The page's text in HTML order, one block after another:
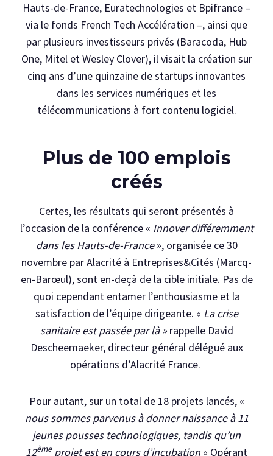
Hauts-de-France, Euratechnologies et Bpifrance –
via le fonds French Tech Accélération –, ainsi que
par plusieurs investisseurs privés (Baracoda, Hub
One, Mitel et Wesley Clover), il visait la création sur
cinq ans d’une quinzaine de startups innovantes
dans les services numériques et les
télécommunications à fort contenu logiciel.
Plus de 100 emplois
créés
Certes, les résultats qui seront présentés à
l’occasion de la conférence « Innover différemment
dans les Hauts-de-France», organisée ce 30
novembre par Alacrité à Entreprises&Cités (Marcq-
en-Barœul), sont en-deçà de la cible initiale. Pas de
quoi cependant entamer l’enthousiasme et la
satisfaction de l’équipe dirigeante. « La crise
sanitaire est passée par là »rappelle David
Descheemaeker, directeur général délégué aux
opérations d’Alacrité France.
Pour autant, sur un total de 18 projets lancés, «
nous sommes parvenus à donner naissance à 11
jeunes pousses technologiques, tandis qu’un
12èmeprojet est en cours d’incubation » Opérant